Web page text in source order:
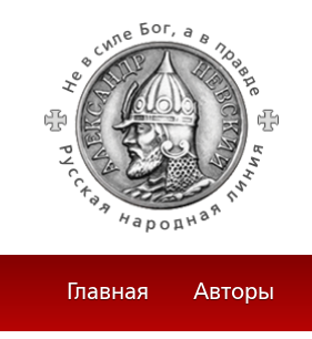
Главная Авторы